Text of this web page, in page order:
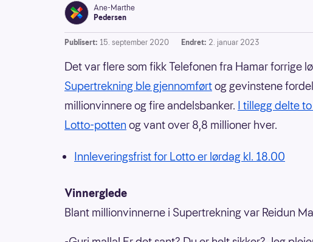
Ane-Marthe
Pedersen
Publisert: 15. september 2020 Endret: 2. januar 2023
Det var flere som fikk Telefonen fra Hamar forrige
Supertrekning ble gjennomførtog gevinstene
millionvinnere og fire andelsbanker. I tillegg delte
Lotto-potten og vant over 8,8 millioner hver.
Innleveringsfrist for Lotto er lørdag kl. 18.00
Vinnerglede
Blant millionvinnerne i Supertrekning var Reidun